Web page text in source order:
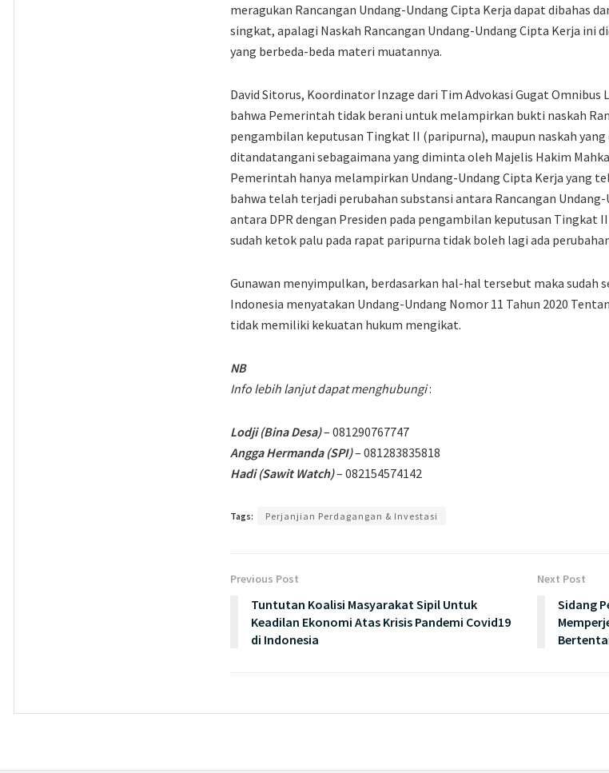
meragukan Rancangan Undang-Undang Cipta Kerja dapat dibahas
singkat, apalagi Naskah Rancangan Undang-Undang Cipta Kerja ini
yang berbeda-beda materi muatannya.
David Sitorus, Koordinator Inzage dari Tim Advokasi Gugat
bahwa Pemerintah tidak berani untuk melampirkan bukti naskah
pengambilan keputusan Tingkat II (paripurna), maupun naskah
ditandatangani sebagaimana yang diminta oleh Majelis Hakim
Pemerintah hanya melampirkan Undang-Undang Cipta Kerja yang
bahwa telah terjadi perubahan substansi antara Rancangan
antara DPR dengan Presiden pada pengambilan keputusan Tingkat
sudah ketok palu pada rapat paripurna tidak boleh lagi ada
Gunawan menyimpulkan, berdasarkan hal-hal tersebut maka
Indonesia menyatakan Undang-Undang Nomor 11 Tahun 2020
tidak memiliki kekuatan hukum mengikat.
NB
Info lebih lanjut dapat menghubungi:
Lodji (Bina Desa)– 081290767747
Angga Hermanda (SPI)– 081283835818
Hadi (Sawit Watch)– 082154574142
Tags: Perjanjian Perdagangan & Investasi
Previous Post
Tuntutan Koalisi Masyarakat Sipil Untuk
Keadilan Ekonomi Atas Krisis Pandemi Covid19
di Indonesia
Next Post
Sidang